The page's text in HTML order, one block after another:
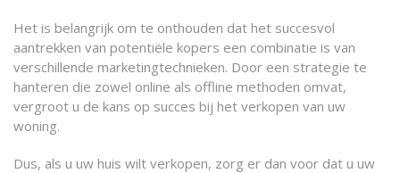
Het is belangrijk om te onthouden dat het succesvol
aantrekken van potentiële kopers een combinatie is van
verschillende marketingtechnieken. Door een strategie te
hanteren die zowel online als offline methoden omvat,
vergroot u de kans op succes bij het verkopen van uw
woning.
Dus, als u uw huis wilt verkopen, zorg er dan voor dat u uw